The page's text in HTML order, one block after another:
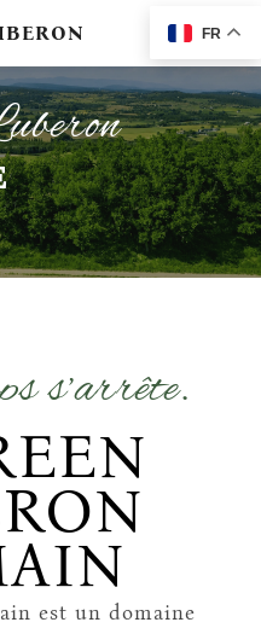
FR
s’arrête.
est un domaine